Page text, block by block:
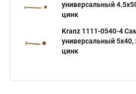
универсальный
цинк
Kranz 1111-0540-4
универсальный
цинк